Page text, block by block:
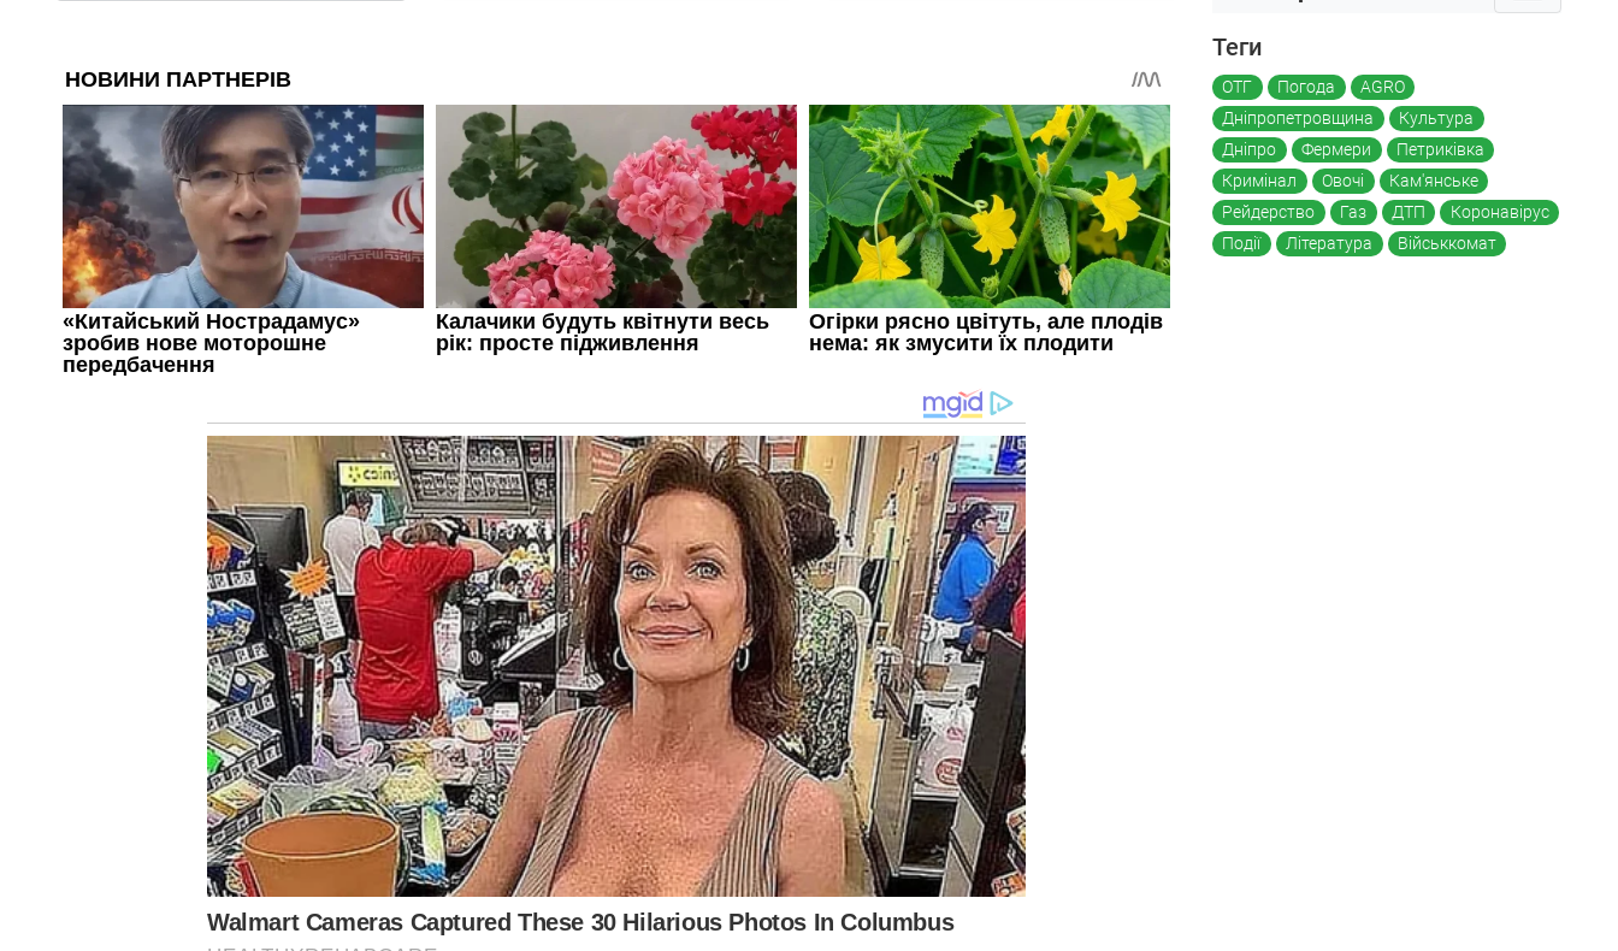
Теги
ОТГ Погода
AGRO
Дніпропетровщина
Культура
Дніпро
Фермери
Петриківка
Кримінал
Овочі
Кам'янське
Рейдерство
Газ ДТП
Коронавірус
Події
Література Військкомат